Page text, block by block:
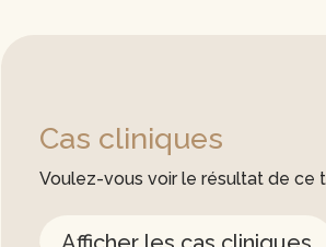
Cas cliniques
Voulez-vous voir le résultat de ce